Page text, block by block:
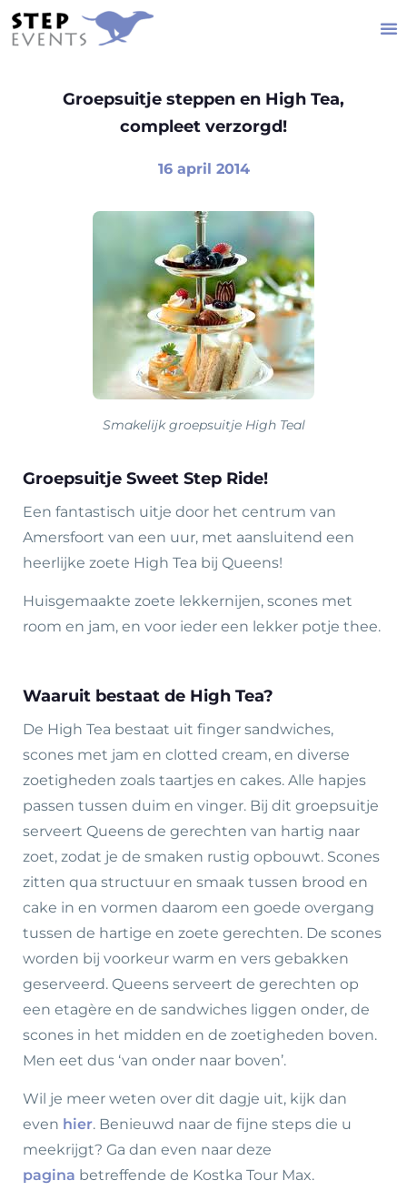
Groepsuitje steppen en High Tea,
compleet verzorgd!
16 april 2014
Smakelijk groepsuitje High Teal
Groepsuitje Sweet Step Ride!
Een fantastisch uitje door het centrum van
Amersfoort van een uur, met aansluitend een
heerlijke zoete High Tea bij Queens!
Huisgemaakte zoete lekkernijen, scones met
room en jam, en voor ieder een lekker potje thee.
Waaruit bestaat de High Tea?
De High Tea bestaat uit finger sandwiches,
scones met jam en clotted cream, en diverse
zoetigheden zoals taartjes en cakes. Alle hapjes
passen tussen duim en vinger. Bij dit groepsuitje
serveert Queens de gerechten van hartig naar
zoet, zodat je de smaken rustig opbouwt. Scones
zitten qua structuur en smaak tussen brood en
cake in en vormen daarom een goede overgang
tussen de hartige en zoete gerechten. De scones
worden bij voorkeur warm en vers gebakken
geserveerd. Queens serveert de gerechten op
een etagère en de sandwiches liggen onder, de
scones in het midden en de zoetigheden boven.
Men eet dus ‘van onder naar boven’.
Wil je meer weten over dit dagje uit, kijk dan
even hier. Benieuwd naar de fijne steps die u
meekrijgt? Ga dan even naar deze
pagina betreffende de Kostka Tour Max.